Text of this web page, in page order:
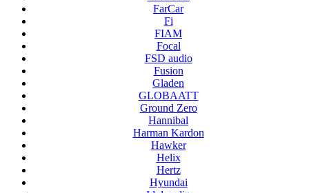
FarCar
Fi
FIAM
Focal
FSD audio
Fusion
Gladen
GLOBAATT
Ground Zero
Hannibal
Harman Kardon
Hawker
Helix
Hertz
Hyundai